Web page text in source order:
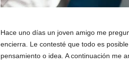
Hace uno días un joven amigo me
encierra. Le contesté que todo es
pensamiento o idea. A continuación me